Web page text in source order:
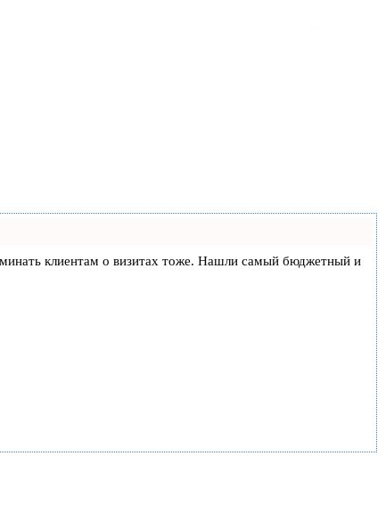
клиентам о визитах тоже. Нашли самый бюджетный и